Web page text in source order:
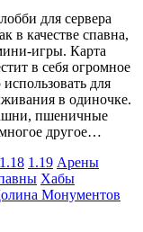
для сервера
в качестве спавна,
игры. Карта
в себя огромное
для
в одиночке.
пшеничные
другое…
1.18 1.19 Арены
Хабы